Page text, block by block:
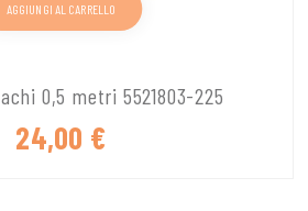
0,5 metri 5521803-225
24,00 €
AGGIUNGI AL CARRELLO